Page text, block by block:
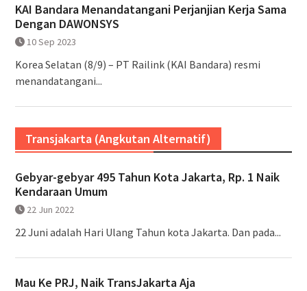
KAI Bandara Menandatangani Perjanjian Kerja Sama
Dengan DAWONSYS
10 Sep 2023
Korea Selatan (8/9) – PT Railink (KAI Bandara) resmi
menandatangani...
Transjakarta (Angkutan Alternatif)
Gebyar-gebyar 495 Tahun Kota Jakarta, Rp. 1 Naik
Kendaraan Umum
22 Jun 2022
22 Juni adalah Hari Ulang Tahun kota Jakarta. Dan pada...
Mau Ke PRJ, Naik TransJakarta Aja